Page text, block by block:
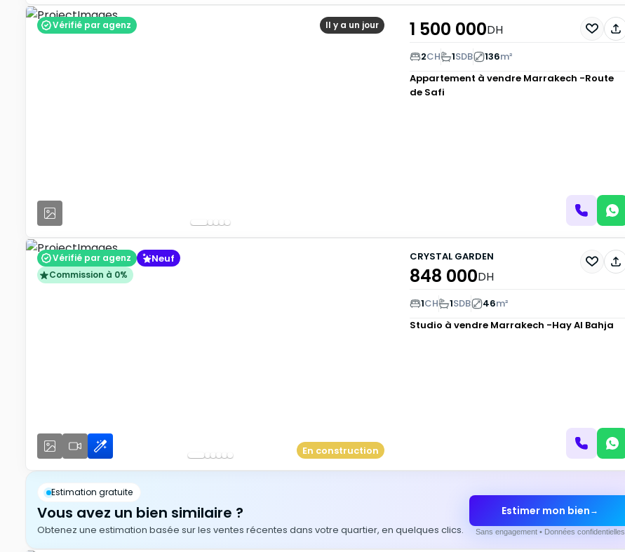
Il y a un jour
Vérifié par agenz 1 500 000DH
2CH 1SDB 136m²
Appartement à vendre Marrakech -Route
de Safi
Vérifié par agenz Neuf
Commission à 0%
En construction
CRYSTAL GARDEN
848 000DH
1CH 1SDB 46m²
Studio à vendre Marrakech -Hay Al Bahja
Estimation gratuite
Vous avez un bien similaire ?
Obtenez une estimation basée sur les ventes récentes dans votre quartier, en quelques clics.
Estimer mon bien →
Sans engagement • Données confidentielles